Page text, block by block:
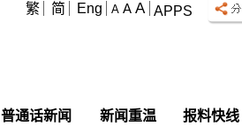
APPS
A A A
繁 简 Eng
普通话新闻 新闻重温 报料快线